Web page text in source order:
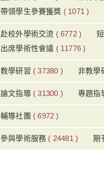
帶領學生參賽獲獎 ( 1071 )
赴校外學術交流 ( 6772 )
出席學術性會議 ( 11776 )
教學研習 ( 37380 ) 非教學
論文指導 ( 31300 ) 專題指
輔導社團 ( 6972 )
參與學術服務 ( 24481 ) 期